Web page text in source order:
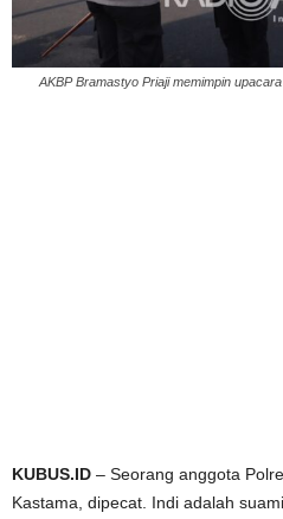
AKBP Bramastyo Priaji memimpin
KUBUS.ID – Seorang anggota
Kastama, dipecat. Indi adalah